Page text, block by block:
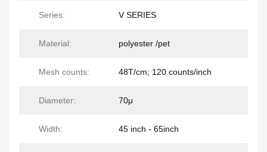
Series: V SERIES
Material: polyester /pet
Mesh counts: 48T/cm; 120 counts/inch
Diameter: 70μ
Width: 45 inch - 65inch